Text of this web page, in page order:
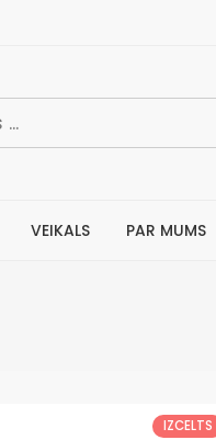
Bezmaksas
VEIKALS PAR MUMS
IZCELTS